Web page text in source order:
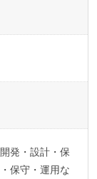
発・設計・保
保守・運用な